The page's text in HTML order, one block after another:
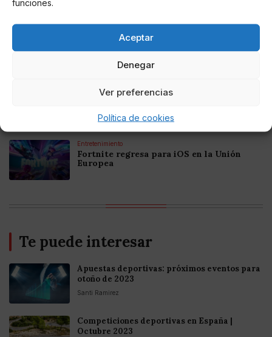
funciones.
Aceptar
Denegar
Ver preferencias
Política de cookies
Mejores Casinos Online con Bitcoin y
Criptomonedas en Argentina 2025
Online Casino
Mejores casinos online con
Entretenimiento
Fortnite regresa para iOS en la Unión
Europea
Te puede interesar
Apuestas deportivas: próximos eventos para
otoño de 2023
Santi Ramirez
Competiciones deportivas en España |
Octubre 2023